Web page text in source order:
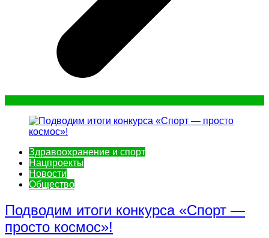
Здравоохранение и спорт
Нацпроекты
Новости
Общество
Подводим итоги конкурса «Спорт —
просто космос»!